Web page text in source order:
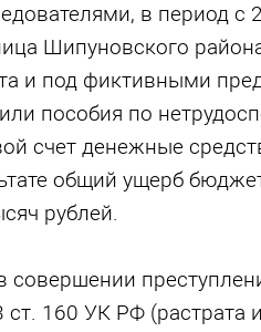
в период с
Шипуновского
и под фиктивными
пособия по
счет денежные
общий ущерб
рублей.
ст. 160 УК РФ (растрата